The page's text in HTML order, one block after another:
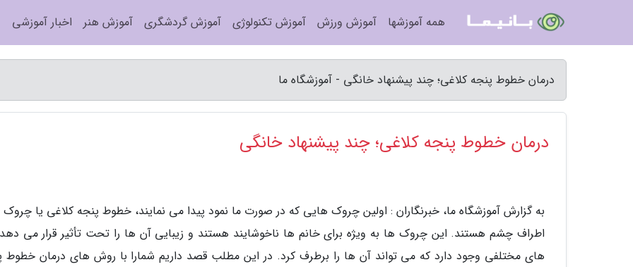
درمان خطوط پنجه کلاغی؛ چند پیشنهاد خانگی - آموزشگاه ما
درمان خطوط پنجه کلاغی؛ چند پیشنهاد خانگی
به گزارش آموزشگاه ما، خبرنگاران : اولین چروک هایی که در صورت ما نمود پیدا می نمایند، خطوط پنجه کلاغی یا
اطراف چشم هستند. این چروک ها به ویژه برای خانم ها ناخوشایند هستند و زیبایی آن ها را تحت تأثیر قرار می
های مختلفی وجود دارد که می تواند آن ها را برطرف کرد. در این مطلب قصد داریم شمارا با روش های درمان خطوط
همه آموزشها آموزش ورزش آموزش تکنولوژی آموزش گردشگری آموزش هنر اخبار آموزشی